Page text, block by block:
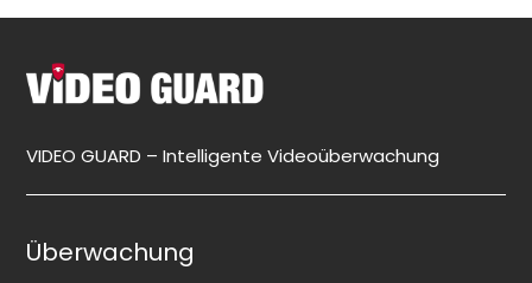
VIDEO GUARD – Intelligente Videoüberwachung
Überwachung